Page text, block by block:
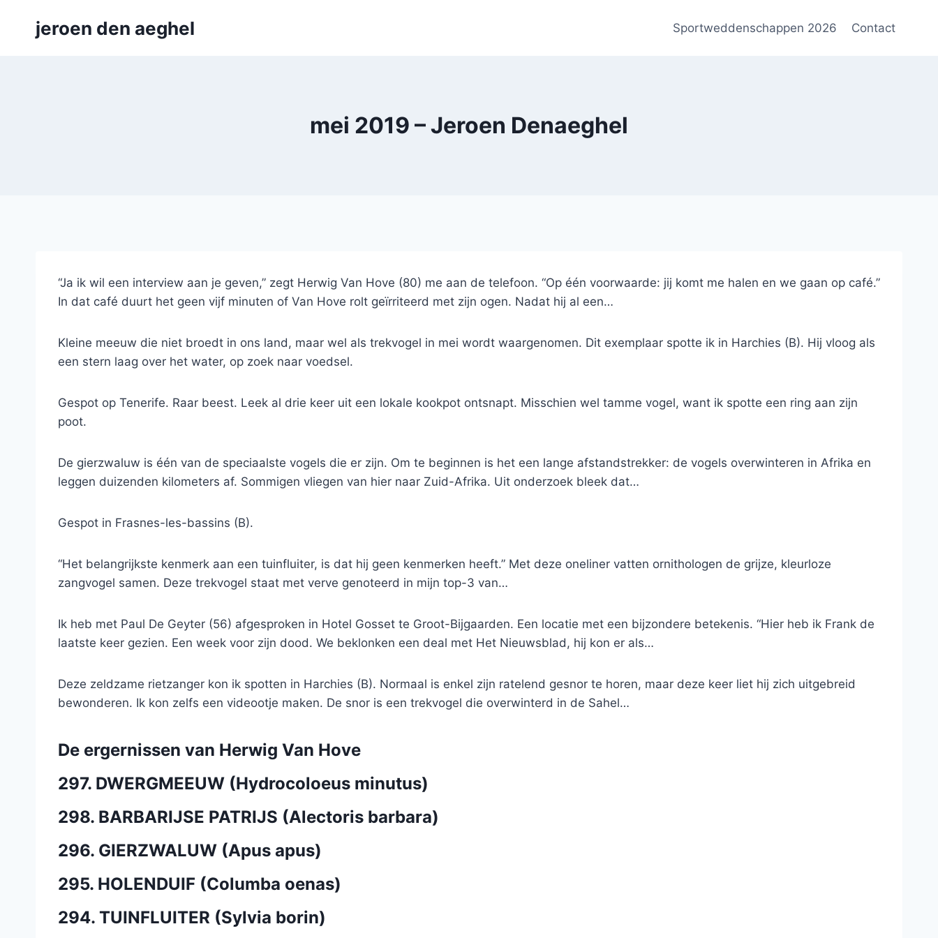
jeroen den aeghel Sportweddenschappen 2026 Contact
mei 2019 – Jeroen Denaeghel
“Ja ik wil een interview aan je geven,” zegt Herwig Van Hove (80) me aan de telefoon. “Op één voorwaarde: jij komt me halen en we gaan op café.”
In dat café duurt het geen vijf minuten of Van Hove rolt geïrriteerd met zijn ogen. Nadat hij al een…
Kleine meeuw die niet broedt in ons land, maar wel als trekvogel in mei wordt waargenomen. Dit exemplaar spotte ik in Harchies (B). Hij vloog als
een stern laag over het water, op zoek naar voedsel.
Gespot op Tenerife. Raar beest. Leek al drie keer uit een lokale kookpot ontsnapt. Misschien wel tamme vogel, want ik spotte een ring aan zijn
poot.
De gierzwaluw is één van de speciaalste vogels die er zijn. Om te beginnen is het een lange afstandstrekker: de vogels overwinteren in Afrika en
leggen duizenden kilometers af. Sommigen vliegen van hier naar Zuid-Afrika. Uit onderzoek bleek dat…
Gespot in Frasnes-les-bassins (B).
“Het belangrijkste kenmerk aan een tuinfluiter, is dat hij geen kenmerken heeft.” Met deze oneliner vatten ornithologen de grijze, kleurloze
zangvogel samen. Deze trekvogel staat met verve genoteerd in mijn top-3 van…
Ik heb met Paul De Geyter (56) afgesproken in Hotel Gosset te Groot-Bijgaarden. Een locatie met een bijzondere betekenis. “Hier heb ik Frank de
laatste keer gezien. Een week voor zijn dood. We beklonken een deal met Het Nieuwsblad, hij kon er als…
Deze zeldzame rietzanger kon ik spotten in Harchies (B). Normaal is enkel zijn ratelend gesnor te horen, maar deze keer liet hij zich uitgebreid
bewonderen. Ik kon zelfs een videootje maken. De snor is een trekvogel die overwinterd in de Sahel…
De ergernissen van Herwig Van Hove
297. DWERGMEEUW (Hydrocoloeus minutus)
298. BARBARIJSE PATRIJS (Alectoris barbara)
296. GIERZWALUW (Apus apus)
295. HOLENDUIF (Columba oenas)
294. TUINFLUITER (Sylvia borin)